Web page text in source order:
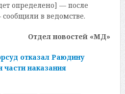
определено] — после
в ведомстве.
Отдел новостей «МД»
отказал Раюдину
наказания